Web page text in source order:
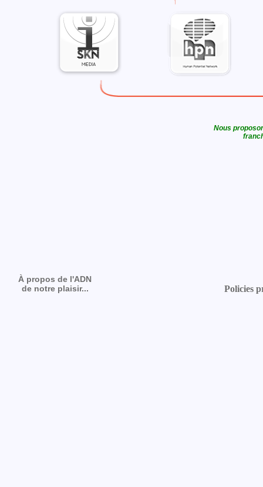
Nous
À propos de l'ADN
de notre plaisir...
Policies